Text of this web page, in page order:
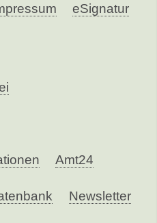
eSignatur
Amt24
Newsletter